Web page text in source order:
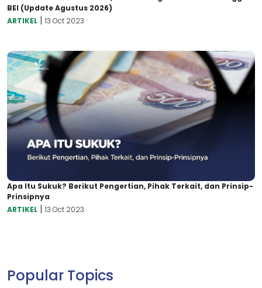
BEI (Update Agustus 2026)
ARTIKEL | 13 Oct 2023
Apa Itu Sukuk? Berikut Pengertian, Pihak Terkait, dan Prinsip-
Prinsipnya
ARTIKEL | 13 Oct 2023
Popular Topics